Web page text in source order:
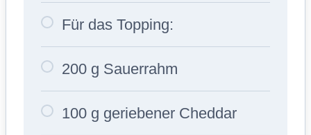
Für das Topping:
200 g Sauerrahm
100 g geriebener Cheddar